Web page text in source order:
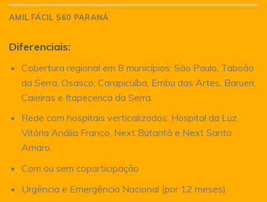
AMIL FÁCIL S60 PARANÁ
Diferenciais:
Cobertura regional em 8 municípios: São Paulo, Taboão
da Serra, Osasco, Carapicuíba, Embu das Artes, Barueri,
Caieiras e Itapecerica da Serra.
Rede com hospitais verticalizados: Hospital da Luz,
Vitória Anália Franco, Next Butantã e Next Santo
Amaro.
Com ou sem coparticipação
Urgência e Emergência Nacional (por 12 meses)